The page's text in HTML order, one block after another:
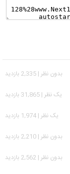
بدون نظر | 2,335 بازدید
يک نظر | 31,865 بازدید
يک نظر | 1,974 بازدید
بدون نظر | 2,210 بازدید
بدون نظر | 2,562 بازدید